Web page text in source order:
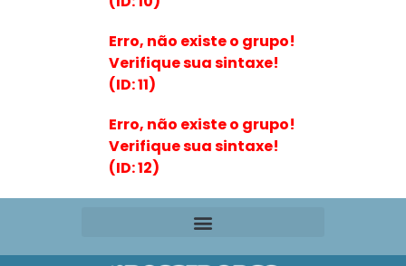
Erro, não existe o grupo!
Verifique sua sintaxe!
(ID: 11)
Erro, não existe o grupo!
Verifique sua sintaxe!
(ID: 12)